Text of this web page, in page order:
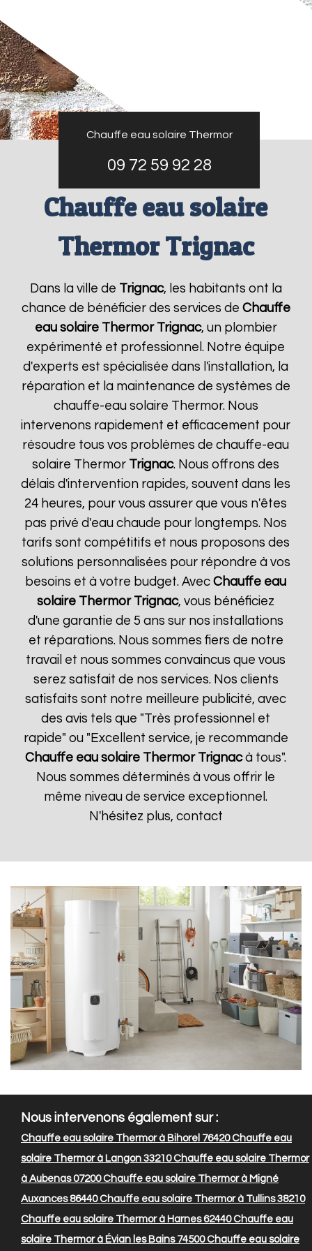
Chauffe eau solaire Thermor
09 72 59 92 28
Chauffe eau solaire
Thermor Trignac
Dans la ville de Trignac, les habitants ont la
chance de bénéficier des services de Chauffe
eau solaire Thermor Trignac, un plombier
expérimenté et professionnel. Notre équipe
d'experts est spécialisée dans l'installation, la
réparation et la maintenance de systèmes de
chauffe-eau solaire Thermor. Nous
intervenons rapidement et efficacement pour
résoudre tous vos problèmes de chauffe-eau
solaire Thermor Trignac. Nous offrons des
délais d'intervention rapides, souvent dans les
24 heures, pour vous assurer que vous n'êtes
pas privé d'eau chaude pour longtemps. Nos
tarifs sont compétitifs et nous proposons des
solutions personnalisées pour répondre à vos
besoins et à votre budget. AvecChauffe eau
solaire Thermor Trignac, vous bénéficiez
d'une garantie de 5 ans sur nos installations
et réparations. Nous sommes fiers de notre
travail et nous sommes convaincus que vous
serez satisfait de nos services. Nos clients
satisfaits sont notre meilleure publicité, avec
des avis tels que "Très professionnel et
rapide" ou "Excellent service, je recommande
Chauffe eau solaire Thermor Trignacà tous".
Nous sommes déterminés à vous offrir le
même niveau de service exceptionnel.
N'hésitez plus, contact
Nous intervenons également sur :
Chauffe eau solaire Thermor à Bihorel 76420Chauffe eau
solaire Thermor à Langon 33210Chauffe eau solaire Thermor
à Aubenas 07200Chauffe eau solaire Thermor à Migné
Auxances 86440Chauffe eau solaire Thermor à Tullins 38210
Chauffe eau solaire Thermor à Harnes 62440Chauffe eau
solaire Thermor à Évian les Bains 74500Chauffe eau solaire